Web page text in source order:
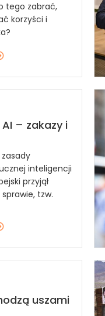
tego zabrać,
korzyści i
– zakazy i
inteligencji
przyjął
tzw.
uszami